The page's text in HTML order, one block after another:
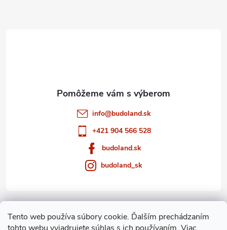
Tento web používa súbory cookie. Ďalším prechádzaním
info@budoland.sk
+421 904 566 528
budoland.sk
budoland_sk
Informácie pre vás